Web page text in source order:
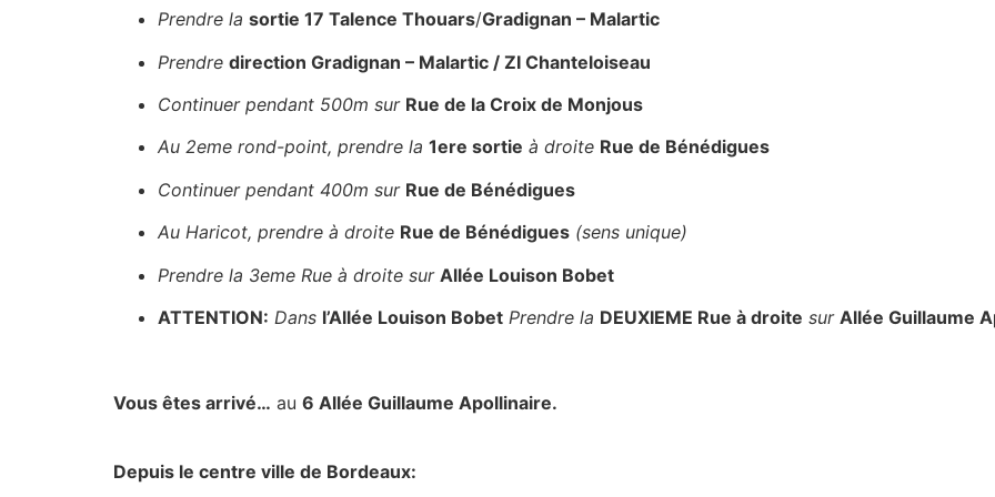
Prendre la sortie 17 Talence Thouars/Gradignan – Malartic
Prendre direction Gradignan – Malartic / ZI Chanteloiseau
Continuer pendant 500m sur Rue de la Croix de Monjous
Au 2eme rond-point, prendre la 1ere sortie à droite Rue de Bénédigues
Continuer pendant 400m sur Rue de Bénédigues
Au Haricot, prendre à droite Rue de Bénédigues (sens unique)
Prendre la 3eme Rue à droite sur Allée Louison Bobet
ATTENTION: Dans l’Allée Louison Bobet Prendre la DEUXIEME Rue à droite sur Allée Guillaume
Vous êtes arrivé… au 6 Allée Guillaume Apollinaire.
Depuis le centre ville de Bordeaux: